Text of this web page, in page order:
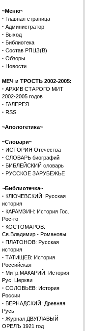
~Меню~
· Главная страница
· Администратор
· Выход
· Библиотека
· Состав РПЦЗ(В)
· Обзоры
· Новости
МЕЧ и ТРОСТЬ 2002-2005:
· АРХИВ СТАРОГО МИТ
2002-2005 годов
· ГАЛЕРЕЯ
· RSS
~Апологетика~
~Словари~
· ИСТОРИЯ Отечества
· СЛОВАРЬ биографий
· БИБЛЕЙСКИЙ словарь
· РУССКОЕ ЗАРУБЕЖЬЕ
~Библиотечка~
· КЛЮЧЕВСКИЙ: Русская
история
· КАРАМЗИН: История Гос.
Рос-го
· КОСТОМАРОВ:
Св.Владимир - Романовы
· ПЛАТОНОВ: Русская
история
· ТАТИЩЕВ: История
Российская
· Митр.МАКАРИЙ: История
Рус. Церкви
· СОЛОВЬЕВ: История
России
· ВЕРНАДСКИЙ: Древняя
Русь
· Журнал ДВУГЛАВЫЙ
ОРЕЛЪ 1921 год